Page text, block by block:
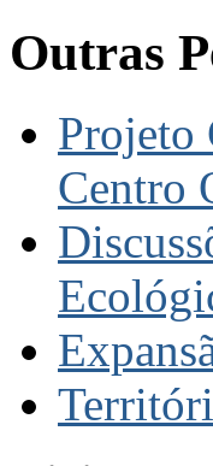
Outras
Projeto
Centro